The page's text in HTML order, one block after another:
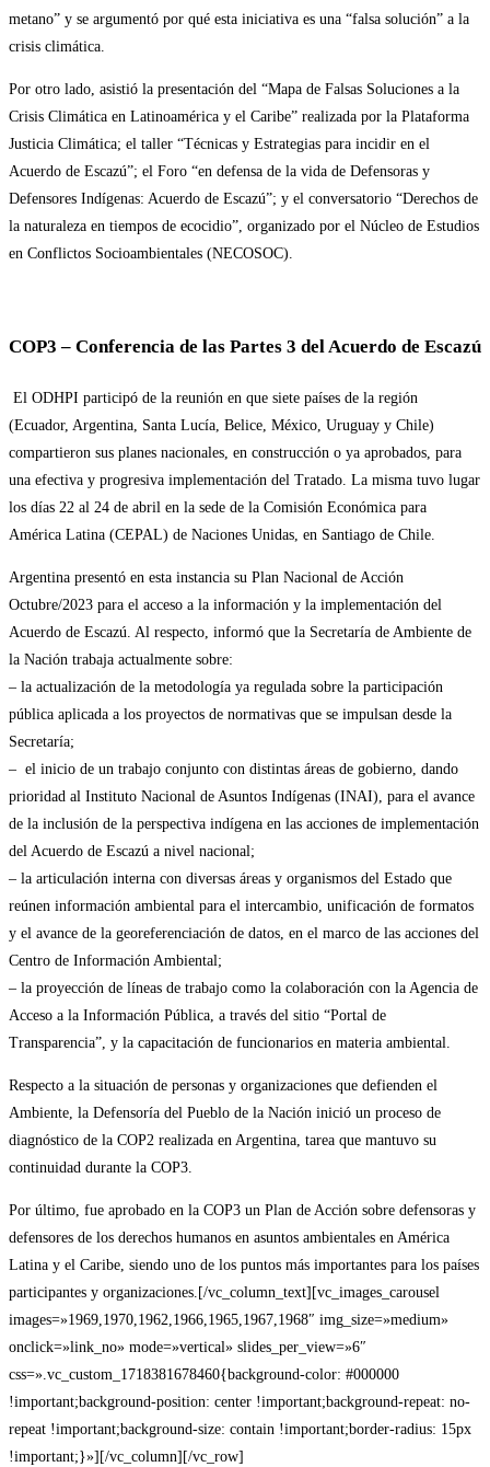
metano” y se argumentó por qué esta iniciativa es una “falsa solución” a la
crisis climática.
Por otro lado, asistió la presentación del “Mapa de Falsas Soluciones a la
Crisis Climática en Latinoamérica y el Caribe” realizada por la Plataforma
Justicia Climática; el taller “Técnicas y Estrategias para incidir en el
Acuerdo de Escazú”; el Foro “en defensa de la vida de Defensoras y
Defensores Indígenas: Acuerdo de Escazú”; y el conversatorio “Derechos de
la naturaleza en tiempos de ecocidio”, organizado por el Núcleo de Estudios
en Conflictos Socioambientales (NECOSOC).
COP3 – Conferencia de las Partes 3 del Acuerdo de Escazú
El ODHPI participó de la reunión en que siete países de la región
(Ecuador, Argentina, Santa Lucía, Belice, México, Uruguay y Chile)
compartieron sus planes nacionales, en construcción o ya aprobados, para
una efectiva y progresiva implementación del Tratado. La misma tuvo lugar
los días 22 al 24 de abril en la sede de la Comisión Económica para
América Latina (CEPAL) de Naciones Unidas, en Santiago de Chile.
Argentina presentó en esta instancia su Plan Nacional de Acción
Octubre/2023 para el acceso a la información y la implementación del
Acuerdo de Escazú. Al respecto, informó que la Secretaría de Ambiente de
la Nación trabaja actualmente sobre:
– la actualización de la metodología ya regulada sobre la participación
pública aplicada a los proyectos de normativas que se impulsan desde la
Secretaría;
– el inicio de un trabajo conjunto con distintas áreas de gobierno, dando
prioridad al Instituto Nacional de Asuntos Indígenas (INAI), para el avance
de la inclusión de la perspectiva indígena en las acciones de implementación
del Acuerdo de Escazú a nivel nacional;
– la articulación interna con diversas áreas y organismos del Estado que
reúnen información ambiental para el intercambio, unificación de formatos
y el avance de la georeferenciación de datos, en el marco de las acciones del
Centro de Información Ambiental;
– la proyección de líneas de trabajo como la colaboración con la Agencia de
Acceso a la Información Pública, a través del sitio “Portal de
Transparencia”, y la capacitación de funcionarios en materia ambiental.
Respecto a la situación de personas y organizaciones que defienden el
Ambiente, la Defensoría del Pueblo de la Nación inició un proceso de
diagnóstico de la COP2 realizada en Argentina, tarea que mantuvo su
continuidad durante la COP3.
Por último, fue aprobado en la COP3 un Plan de Acción sobre defensoras y
defensores de los derechos humanos en asuntos ambientales en América
Latina y el Caribe, siendo uno de los puntos más importantes para los países
participantes y organizaciones.[/vc_column_text][vc_images_carousel
images=»1969,1970,1962,1966,1965,1967,1968″ img_size=»medium»
onclick=»link_no» mode=»vertical» slides_per_view=»6″
css=».vc_custom_1718381678460{background-color: #000000
!important;background-position: center !important;background-repeat: no-
repeat !important;background-size: contain !important;border-radius: 15px
!important;}»][/vc_column][/vc_row]